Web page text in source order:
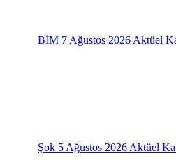
BİM 7 Ağustos 2026 Aktüel
Şok 5 Ağustos 2026 Aktüel